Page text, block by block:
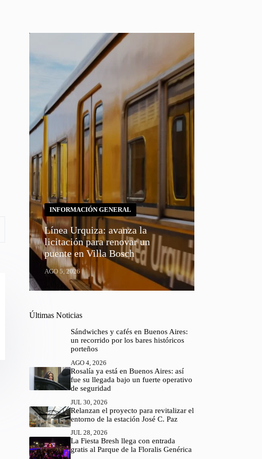
INFORMACIÓN GENERAL
Línea Urquiza: avanza la
licitación para renovar un
puente en Villa Bosch
AGO 5, 2026
Últimas Noticias
Sándwiches y cafés en Buenos Aires:
un recorrido por los bares históricos
porteños
AGO 4, 2026
Rosalía ya está en Buenos Aires: así
fue su llegada bajo un fuerte operativo
de seguridad
JUL 30, 2026
Relanzan el proyecto para revitalizar el
entorno de la estación José C. Paz
JUL 28, 2026
La Fiesta Bresh llega con entrada
gratis al Parque de la Floralis Genérica